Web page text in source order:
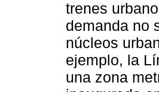
trenes
demanda no
núcleos
ejemplo, la
una zona